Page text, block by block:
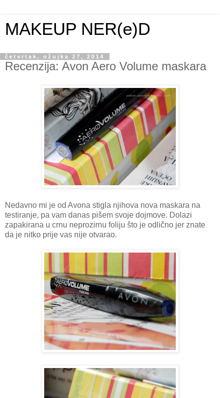
MAKEUP NER(e)D
četvrtak, ožujka 27, 2014
Recenzija: Avon Aero Volume maskara
Nedavno mi je od Avona stigla njihova nova maskara na
testiranje, pa vam danas pišem svoje dojmove. Dolazi
zapakirana u crnu neprozirnu foliju što je odlično jer znate
da je nitko prije vas nije otvarao.